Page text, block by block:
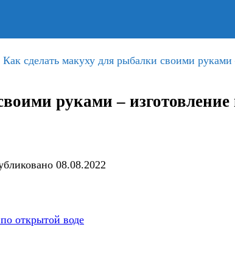
Как сделать макуху для рыбалки своими
руками –
08.08.2022
открытой воде